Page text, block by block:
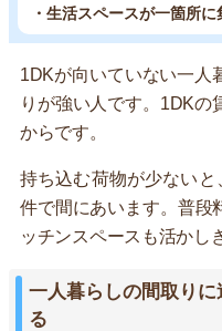
・生活スペースが一箇所
1DKが向いていない一人
りが強い人です。1DKの
からです。
持ち込む荷物が少ない
件で間にあいます。普段
ッチンスペースも活かし
一人暮らしの間取り
る